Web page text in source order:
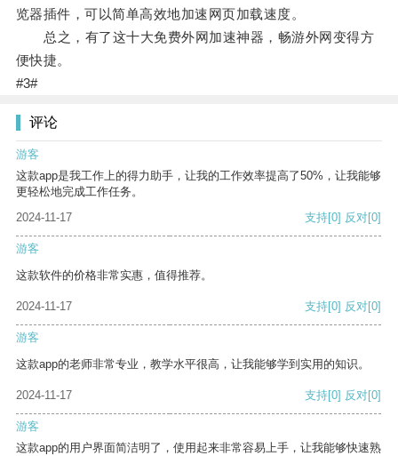
览器插件，可以简单高效地加速网页加载速度。
总之，有了这十大免费外网加速神器，畅游外网变得方
便快捷。
#3#
评论
游客
这款app是我工作上的得力助手，让我的工作效率提高了50%，让我能够
更轻松地完成工作任务。
2024-11-17
支持[0] 反对[0]
游客
这款软件的价格非常实惠，值得推荐。
2024-11-17 支持[0] 反对[0]
游客
这款app的老师非常专业，教学水平很高，让我能够学到实用的知识。
2024-11-17 支持[0] 反对[0]
游客
这款app的用户界面简洁明了，使用起来非常容易上手，让我能够快速熟